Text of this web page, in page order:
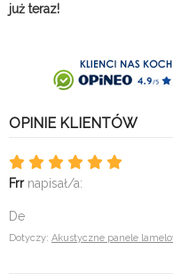
już teraz!
OPINIE KLIENTÓW
Frrnapisał/a:
De
Dotyczy: Akustyczne panele